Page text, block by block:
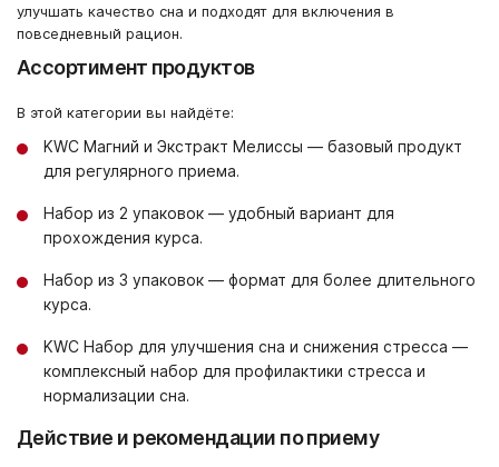
улучшать качество сна и подходят для включения в
повседневный рацион.
Ассортимент продуктов
В этой категории вы найдёте:
KWC Магний и Экстракт Мелиссы — базовый продукт
для регулярного приема.
Набор из 2 упаковок — удобный вариант для
прохождения курса.
Набор из 3 упаковок — формат для более длительного
курса.
KWC Набор для улучшения сна и снижения стресса —
комплексный набор для профилактики стресса и
нормализации сна.
Действие и рекомендации по приему